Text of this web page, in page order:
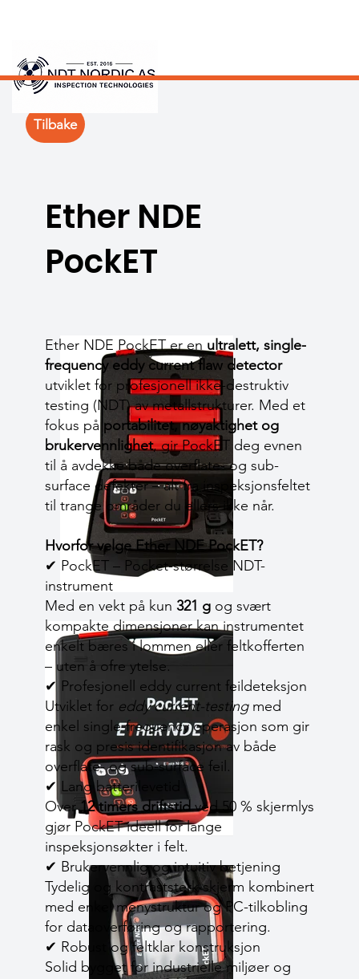
Ether NDE
PockET
Ether NDE PockET er en ultralett, single-
frequency eddy current flaw detector
utviklet for profesjonell ikke-destruktiv
testing (NDT) av metallstrukturer. Med et
fokus på portabilitet, nøyaktighet og
brukervennlighet, gir PockET deg evnen
til å avdekke både overflate- og sub-
surface defekter – alt fra inspeksjonsfeltet
til trange områder du ellers ikke når.
Hvorfor velge Ether NDE PockET?
✔ PockET – Pocket-størrelse NDT-
instrument
Med en vekt på kun 321 g og svært
kompakte dimensjoner kan instrumentet
enkelt bæres i lommen eller feltkofferten
– uten å ofre ytelse.
✔ Profesjonell eddy current feildeteksjon
Utviklet for eddy current-testingmed
enkel single-frequency operasjon som gir
rask og presis identifikasjon av både
overflate- og sub-surface feil.
✔ Lang batterilevetid
Over12 timers driftstidved 50 % skjermlys
gjør PockET ideell for lange
inspeksjonsøkter i felt.
✔ Brukervennlig og intuitiv betjening
Tydelig og kontraststerk skjerm kombinert
med enkel menystruktur og PC-tilkobling
for dataoverføring og rapportering.
✔ Robust og feltklar konstruksjon
Solid bygget for industrielle miljøer og
Tilbake